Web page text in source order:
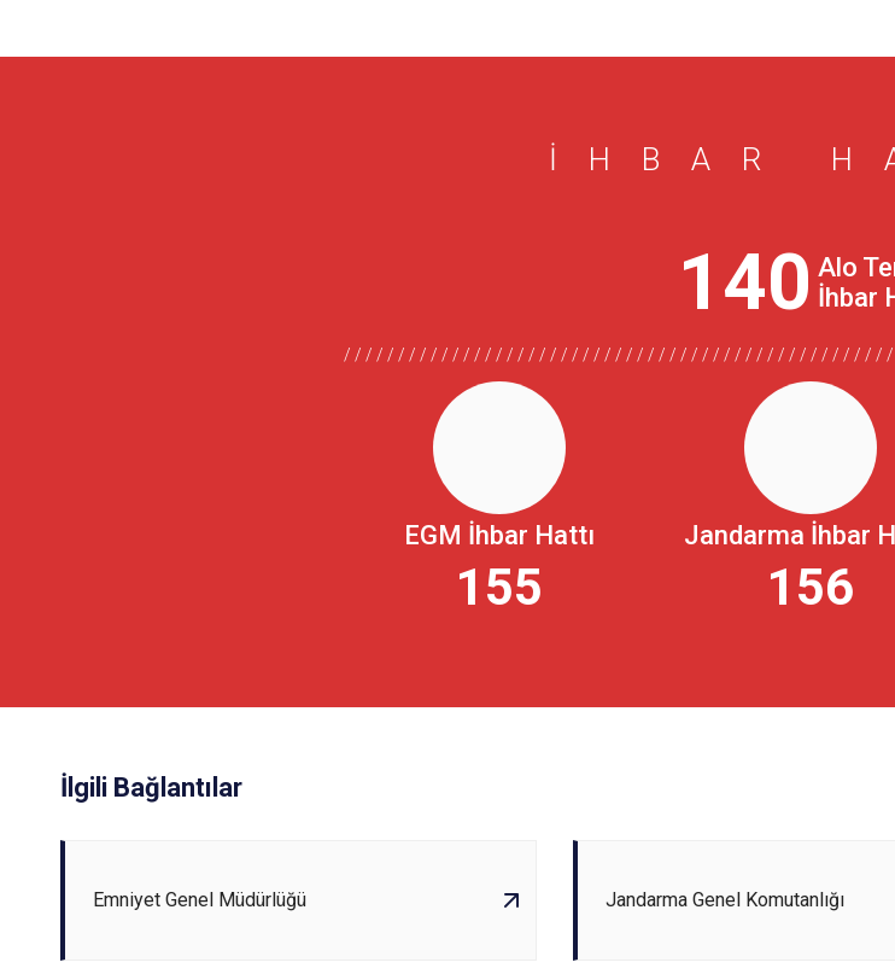
İHBAR
140 Alo
İhbar
EGM İhbar Hattı
155
Jandarma İhbar
156
İlgili Bağlantılar
Emniyet Genel Müdürlüğü Jandarma Genel Komutanlığı